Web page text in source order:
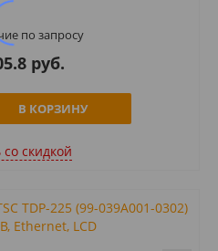
по запросу
руб.
В КОРЗИНУ
cо скидкой
TDP-225 (99-039A001-0302)
Ethernet, LCD